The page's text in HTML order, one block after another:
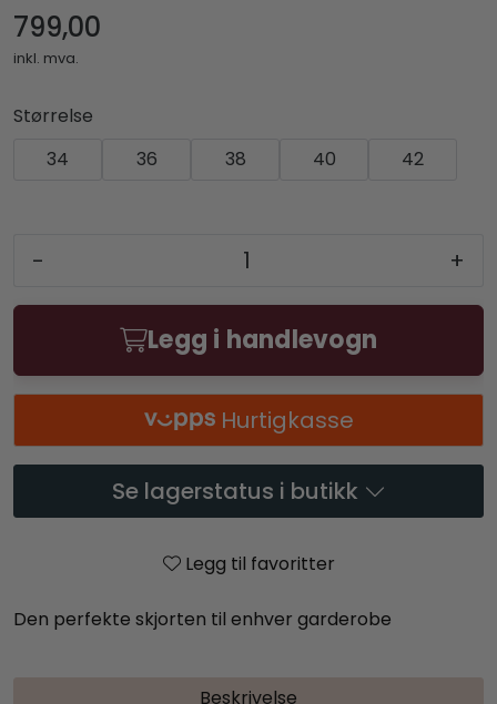
799,00
inkl. mva.
Størrelse
34
36 38 40 42
- +
Legg i handlevogn
Hurtigkasse
Se lagerstatus i butikk
Legg til favoritter
Den perfekte skjorten til enhver garderobe
Beskrivelse